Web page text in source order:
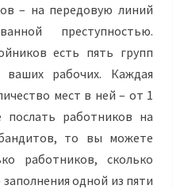
– на передовую линий
преступностью.
есть пять групп
ваших рабочих. Каждая
мест в ней – от 1
работников на
то вы можете
работников, сколько
одной из пяти